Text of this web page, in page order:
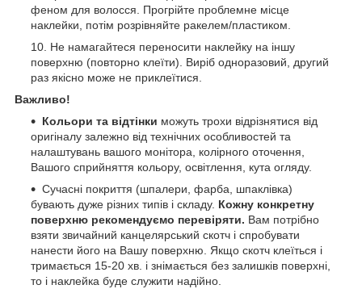
феном для волосся. Прогрійте проблемне місце
наклейки, потім розрівняйте ракелем/пластиком.
Не намагайтеся переносити наклейку на іншу
поверхню (повторно клеїти). Виріб одноразовий, другий
раз якісно може не приклеїтися.
Важливо!
Кольори та відтінки можуть трохи відрізнятися від
оригіналу залежно від технічних особливостей та
налаштувань вашого монітора, колірного оточення,
Вашого сприйняття кольору, освітлення, кута огляду.
Сучасні покриття (шпалери, фарба, шпаклівка)
бувають дуже різних типів і складу. Кожну конкретну
поверхню рекомендуємо перевіряти. Вам потрібно
взяти звичайний канцелярський скотч і спробувати
нанести його на Вашу поверхню. Якщо скотч клеїться і
тримається 15-20 хв. і знімається без залишків поверхні,
то і наклейка буде служити надійно.